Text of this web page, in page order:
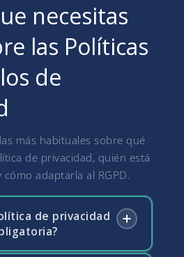
necesitas
las Políticas
de
más habituales sobre qué
de privacidad, quién está
adaptarla al RGPD.
de privacidad